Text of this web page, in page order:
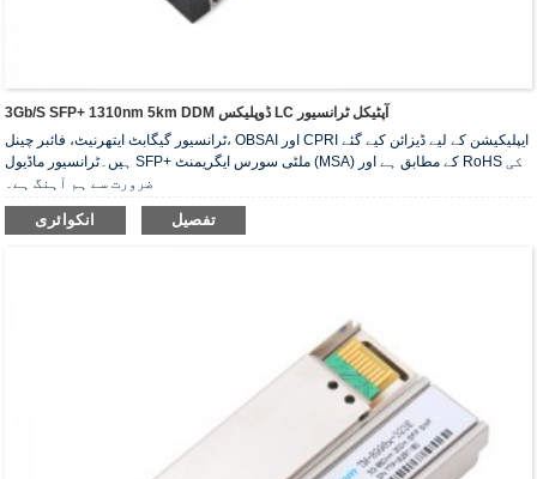
3Gb/s SFP+ 1310nm 5km DDM ڈوپلیکس LC آپٹیکل ٹرانسیور
ٹرانسیور گیگابٹ ایتھرنیٹ، فائبر چینل، OBSAI اور CPRI ایپلیکیشن کے لیے ڈیزائن کیے گئے
ہیں۔ٹرانسیور ماڈیول SFP+ ملٹی سورس ایگریمنٹ (MSA) کے مطابق ہے اور RoHS کی
ضرورت سے ہم آہنگ ہے۔
انکوائری تفصیل